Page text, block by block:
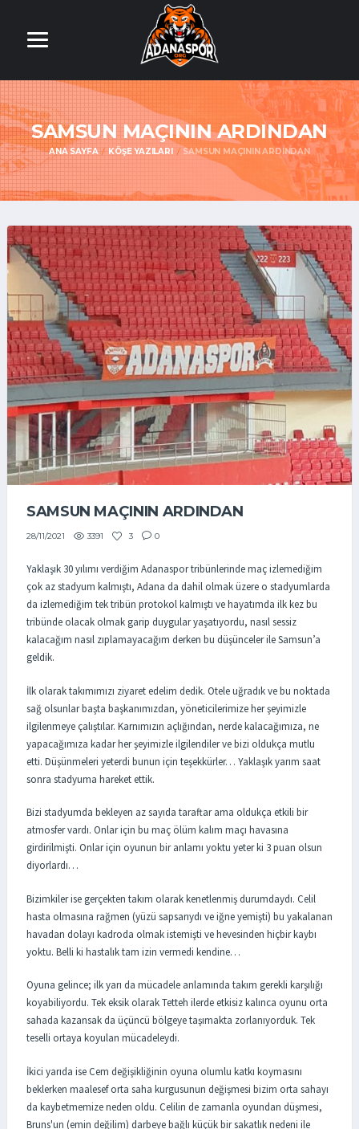
SAMSUN MAÇININ ARDINDAN
ANA SAYFA KÖŞE YAZILARI SAMSUN MAÇININ ARDINDAN
SAMSUN MAÇININ ARDINDAN
28/11/2021 3391 3 0
Yaklaşık 30 yılımı verdiğim Adanaspor tribünlerinde maç izlemediğim
çok az stadyum kalmıştı, Adana da dahil olmak üzere o stadyumlarda
da izlemediğim tek tribün protokol kalmıştı ve hayatımda ilk kez bu
tribünde olacak olmak garip duygular yaşatıyordu, nasıl sessiz
kalacağım nasıl zıplamayacağım derken bu düşünceler ile Samsun’a
geldik.
İlk olarak takımımızı ziyaret edelim dedik. Otele uğradık ve bu noktada
sağ olsunlar başta başkanımızdan, yöneticilerimize her şeyimizle
ilgilenmeye çalıştılar. Karnımızın açlığından, nerde kalacağımıza, ne
yapacağımıza kadar her şeyimizle ilgilendiler ve bizi oldukça mutlu
etti. Düşünmeleri yeterdi bunun için teşekkürler… Yaklaşık yarım saat
sonra stadyuma hareket ettik.
Bizi stadyumda bekleyen az sayıda taraftar ama oldukça etkili bir
atmosfer vardı. Onlar için bu maç ölüm kalım maçı havasına
girdirilmişti. Onlar için oyunun bir anlamı yoktu yeter ki 3 puan olsun
diyorlardı…
Bizimkiler ise gerçekten takım olarak kenetlenmiş durumdaydı. Celil
hasta olmasına rağmen (yüzü sapsarıydı ve iğne yemişti) bu yakalanan
havadan dolayı kadroda olmak istemişti ve hevesinden hiçbir kaybı
yoktu. Belli ki hastalık tam izin vermedi kendine…
Oyuna gelince; ilk yarı da mücadele anlamında takım gerekli karşılığı
koyabiliyordu. Tek eksik olarak Tetteh ilerde etkisiz kalınca oyunu orta
sahada kazansak da üçüncü bölgeye taşımakta zorlanıyorduk. Tek
teselli ortaya koyulan mücadeleydi.
İkici yarıda ise Cem değişikliğinin oyuna olumlu katkı koymasını
beklerken maalesef orta saha kurgusunun değişmesi bizim orta sahayı
da kaybetmemize neden oldu. Celilin de zamanla oyundan düşmesi,
Bruns'un (emin değilim) darbeye bağlı küçük bir sakatlık nedeni ile